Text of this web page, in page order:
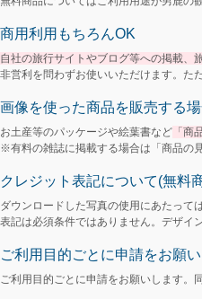
商用利用もちろんOK
自社の旅行サイトやブログ等への掲載、
非営利を問わずお使いいただけます。た
画像を使った商品を販売する
お土産等のパッケージや絵葉書など 「
※有料の雑誌に掲載する場合は「商品の
クレジット表記について(無料
ダウンロードした写真の使用にあたって
表記は必須条件ではありません。デザイ
ご利用目的ごとに申請をお願
ご利用目的ごとに申請をお願いします。